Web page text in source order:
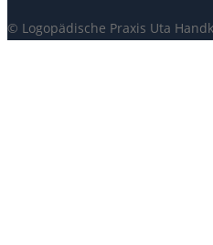
© Logopädische Praxis Uta